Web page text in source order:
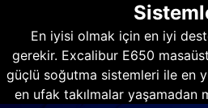
En iyisi olmak için en iyi
gerekir. Excalibur E650
güçlü soğutma sistemleri ile en
en ufak takılmalar yaşamadan